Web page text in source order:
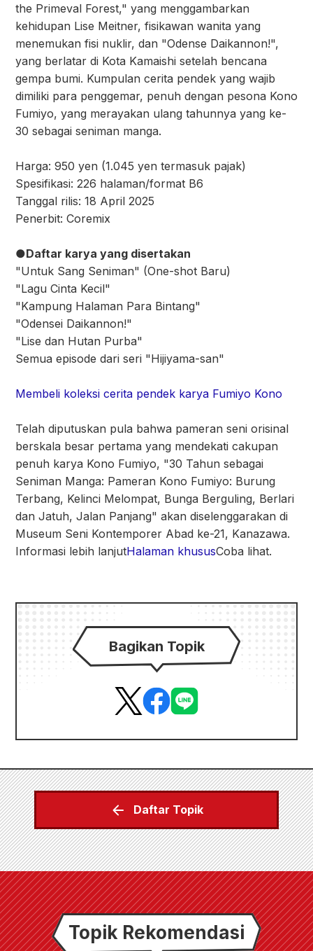
the Primeval Forest," yang menggambarkan
kehidupan Lise Meitner, fisikawan wanita yang
menemukan fisi nuklir, dan "Odense Daikannon!",
yang berlatar di Kota Kamaishi setelah bencana
gempa bumi. Kumpulan cerita pendek yang wajib
dimiliki para penggemar, penuh dengan pesona Kono
Fumiyo, yang merayakan ulang tahunnya yang ke-
30 sebagai seniman manga.
Harga: 950 yen (1.045 yen termasuk pajak)
Spesifikasi: 226 halaman/format B6
Tanggal rilis: 18 April 2025
Penerbit: Coremix
●Daftar karya yang disertakan
"Untuk Sang Seniman" (One-shot Baru)
"Lagu Cinta Kecil"
"Kampung Halaman Para Bintang"
"Odensei Daikannon!"
"Lise dan Hutan Purba"
Semua episode dari seri "Hijiyama-san"
Membeli koleksi cerita pendek karya Fumiyo Kono
Telah diputuskan pula bahwa pameran seni orisinal
berskala besar pertama yang mendekati cakupan
penuh karya Kono Fumiyo, "30 Tahun sebagai
Seniman Manga: Pameran Kono Fumiyo: Burung
Terbang, Kelinci Melompat, Bunga Berguling, Berlari
dan Jatuh, Jalan Panjang" akan diselenggarakan di
Museum Seni Kontemporer Abad ke-21, Kanazawa.
Informasi lebih lanjutHalaman khususCoba lihat.
Bagikan Topik
Daftar Topik
Topik Rekomendasi